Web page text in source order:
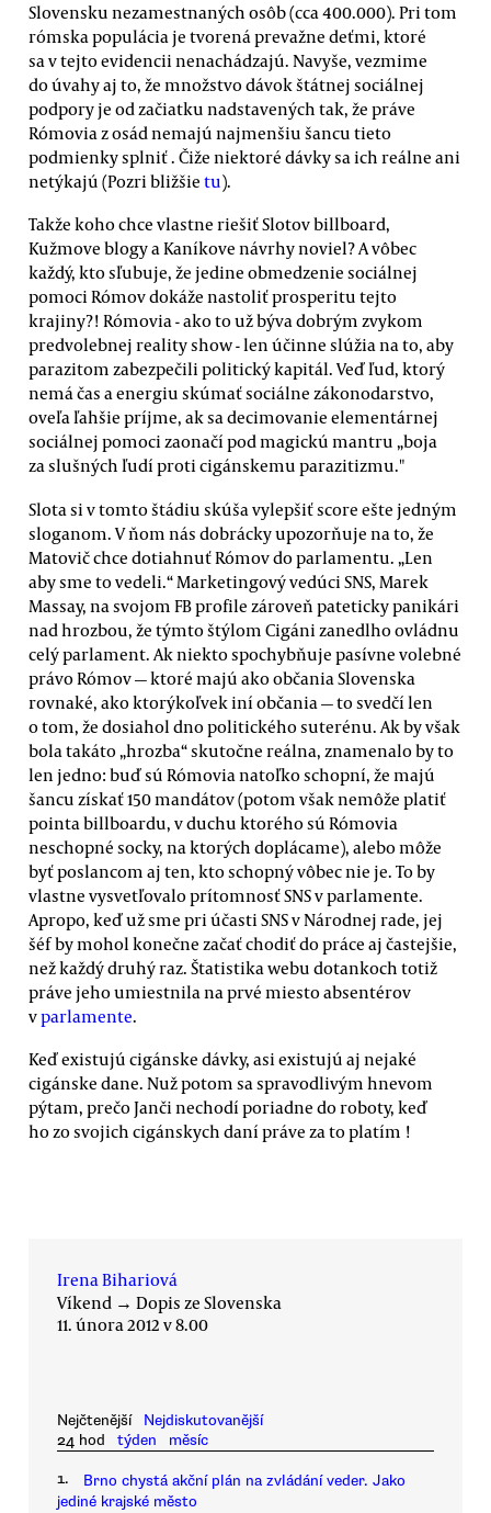
Slovensku nezamestnaných osôb (cca 400.000). Pri tom
rómska populácia je tvorená prevažne deťmi, ktoré
sa v tejto evidencii nenachádzajú. Navyše, vezmime
do úvahy aj to, že množstvo dávok štátnej sociálnej
podpory je od začiatku nadstavených tak, že práve
Rómovia z osád nemajú najmenšiu šancu tieto
podmienky splniť . Čiže niektoré dávky sa ich reálne ani
netýkajú (Pozri bližšie tu).
Takže koho chce vlastne riešiť Slotov billboard,
Kužmove blogy a Kaníkove návrhy noviel? A vôbec
každý, kto sľubuje, že jedine obmedzenie sociálnej
pomoci Rómov dokáže nastoliť prosperitu tejto
krajiny?! Rómovia - ako to už býva dobrým zvykom
predvolebnej reality show - len účinne slúžia na to, aby
parazitom zabezpečili politický kapitál. Veď ľud, ktorý
nemá čas a energiu skúmať sociálne zákonodarstvo,
oveľa ľahšie príjme, ak sa decimovanie elementárnej
sociálnej pomoci zaonačí pod magickú mantru „boja
za slušných ľudí proti cigánskemu parazitizmu."
Slota si v tomto štádiu skúša vylepšiť score ešte jedným
sloganom. V ňom nás dobrácky upozorňuje na to, že
Matovič chce dotiahnuť Rómov do parlamentu. „Len
aby sme to vedeli.“ Marketingový vedúci SNS, Marek
Massay, na svojom FB profile zároveň pateticky panikári
nad hrozbou, že týmto štýlom Cigáni zanedlho ovládnu
celý parlament. Ak niekto spochybňuje pasívne volebné
právo Rómov — ktoré majú ako občania Slovenska
rovnaké, ako ktorýkoľvek iní občania — to svedčí len
o tom, že dosiahol dno politického suterénu. Ak by však
bola takáto „hrozba“ skutočne reálna, znamenalo by to
len jedno: buď sú Rómovia natoľko schopní, že majú
šancu získať 150 mandátov (potom však nemôže platiť
pointa billboardu, v duchu ktorého sú Rómovia
neschopné socky, na ktorých doplácame), alebo môže
byť poslancom aj ten, kto schopný vôbec nie je. To by
vlastne vysvetľovalo prítomnosť SNS v parlamente.
Apropo, keď už sme pri účasti SNS v Národnej rade, jej
šéf by mohol konečne začať chodiť do práce aj častejšie,
než každý druhý raz. Štatistika webu dotankoch totiž
práve jeho umiestnila na prvé miesto absentérov
vparlamente.
Keď existujú cigánske dávky, asi existujú aj nejaké
cigánske dane. Nuž potom sa spravodlivým hnevom
pýtam, prečo Janči nechodí poriadne do roboty, keď
ho zo svojich cigánskych daní práve za to platím !
Irena Bihariová
Víkend → Dopis ze Slovenska
11. února 2012 v 8.00
Nejčtenější
Nejdiskutovanější
24 hod
týden měsíc
1.
Brno chystá akční plán na zvládání veder. Jako
jediné krajské město